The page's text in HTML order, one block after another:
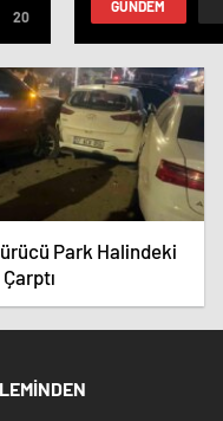
GÜNDEM
Park Halindeki